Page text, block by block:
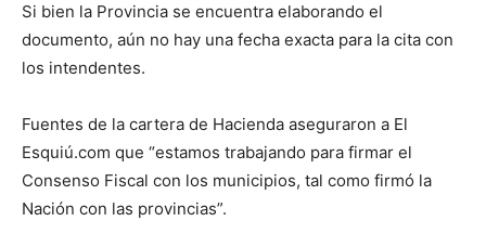
Si bien la Provincia se encuentra elaborando el
documento, aún no hay una fecha exacta para la cita con
los intendentes.
Fuentes de la cartera de Hacienda aseguraron a El
Esquiú.com que “estamos trabajando para firmar el
Consenso Fiscal con los municipios, tal como firmó la
Nación con las provincias”.